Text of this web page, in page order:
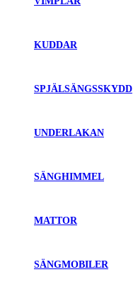
KUDDAR
SPJÄLSÄNGSSKYDD
UNDERLAKAN
SÄNGHIMMEL
MATTOR
SÄNGMOBILER